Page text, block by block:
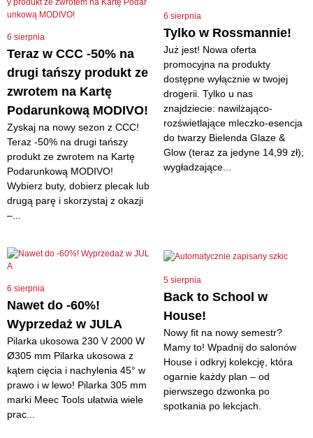
6 sierpnia
Teraz w CCC -50% na
drugi tańszy produkt ze
zwrotem na Kartę
Podarunkową MODIVO!
Zyskaj na nowy sezon z CCC!
Teraz -50% na drugi tańszy
produkt ze zwrotem na Kartę
Podarunkową MODIVO!
Wybierz buty, dobierz plecak lub
drugą parę i skorzystaj z okazji
–...
6 sierpnia
Tylko w Rossmannie!
Już jest! Nowa oferta
promocyjna na produkty
dostępne wyłącznie w twojej
drogerii. Tylko u nas
znajdziecie: nawilżająco-
rozświetlające mleczko-esencja
do twarzy Bielenda Glaze &
Glow (teraz za jedyne 14,99 zł);
wygładzające...
6 sierpnia
Nawet do -60%!
Wyprzedaż w JULA
Pilarka ukosowa 230 V 2000 W
Ø305 mm Pilarka ukosowa z
kątem cięcia i nachylenia 45° w
prawo i w lewo! Pilarka 305 mm
marki Meec Tools ułatwia wiele
prac...
5 sierpnia
Back to School w
House!
Nowy fit na nowy semestr?
Mamy to! Wpadnij do salonów
House i odkryj kolekcję, która
ogarnie każdy plan – od
pierwszego dzwonka po
spotkania po lekcjach.